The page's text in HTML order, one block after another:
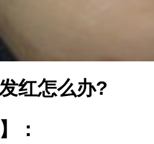
红怎么办?
：